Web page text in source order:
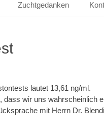
Zuchtgedanken
lautet 13,61 ng/ml.
wir uns wahrscheinlich
mit Herrn Dr.